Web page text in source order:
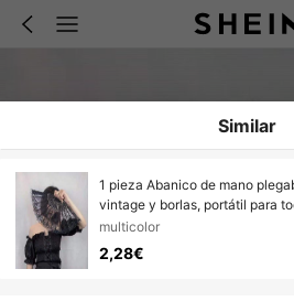
Similar
1 pieza Abanico de mano
vintage y borlas, portátil para
para bailar, adecuado para
bailes, bodas y oficinas; ideal
regalo del Día de la Madre,
multicolor
2,28€